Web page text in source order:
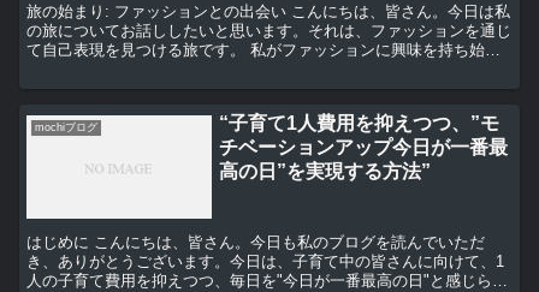
旅の始まり: ファッションとの出会い こんにちは、皆さん。今日は私
の旅についてお話ししたいと思います。それは、ファッションを通じ
て自己表現を見つける旅です。 私がファッションに興味を持ち始め
mochiブログ
“子育て1人費用を抑えつつ、”モ
チベーションアップ今日が一番最
高の日”を実現する方法”
はじめに こんにちは、皆さん。今日も私のブログを読んでいただ
き、ありがとうございます。今日は、子育て中の皆さんに向けて、1
人の子育て費用を抑えつつ、毎日を"今日が一番最高の日"と感じられ